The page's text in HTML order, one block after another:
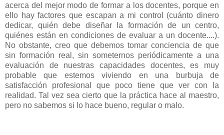
acerca del mejor modo de formar a los docentes, porque en
ello hay factores que escapan a mi control (cuánto dinero
dedicar, quién debe diseñar la formación de un centro,
quiénes están en condiciones de evaluar a un docente....).
No obstante, creo que debemos tomar conciencia de que
sin formación real, sin someternos periódicamente a una
evaluación de nuestras capacidades docentes, es muy
probable que estemos viviendo en una burbuja de
satisfacción profesional que poco tiene que ver con la
realidad. Tal vez sea cierto que la práctica hace al maestro,
pero no sabemos si lo hace bueno, regular o malo.